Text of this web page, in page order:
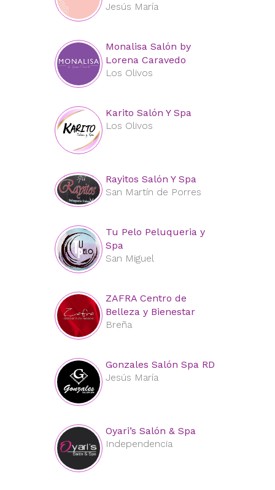
Jesús María
Monalisa Salón by
Lorena Caravedo
Los Olivos
Karito Salón Y Spa
Los Olivos
Rayitos Salón Y Spa
San Martín de Porres
Tu Pelo Peluqueria y
Spa
San Miguel
ZAFRA Centro de
Belleza y Bienestar
Breña
Gonzales Salón Spa RD
Jesús María
Oyari’s Salón & Spa
Independencia